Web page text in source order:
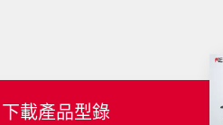
下載產品型錄